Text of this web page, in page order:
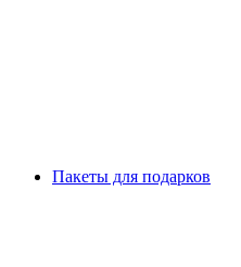
Пакеты для подарков